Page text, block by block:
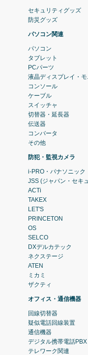
セキュリティグッズ
防災グッズ
パソコン関連
パソコン
タブレット
PCパーツ
液晶ディスプレイ・モ
コンソール
ケーブル
スイッチャ
切替器・延長器
伝送器
コンバータ
その他
防犯・監視カメラ
i-PRO・パナソニック
JSS (ジャパン・セキ
ACTi
TAKEX
LET'S
PRINCETON
OS
SELCO
DXデルカテック
ネクステージ
ATEN
ミカミ
ザクティ
オフィス・通信機器
回線切替器
疑似電話回線装置
通信機器
デジタル携帯電話PBX
テレワーク関連